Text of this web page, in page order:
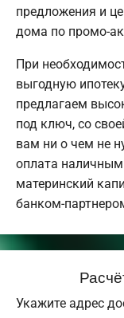
предложения и
дома по промо-
При
выгодную
предлагаем
под ключ, со
вам ни о чем не
оплата
материнский
банком-
Укажите адрес